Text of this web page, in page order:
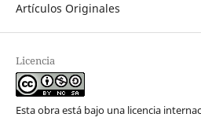
Artículos Originales
Licencia
Esta obra está bajo una licencia